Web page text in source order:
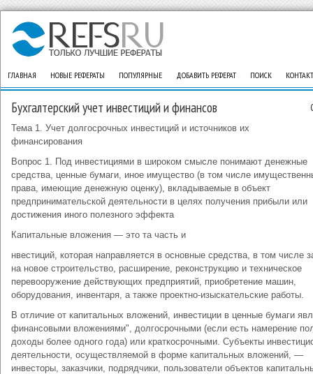
ГЛАВНАЯ НОВЫЕ РЕФЕРАТЫ ПОПУЛЯРНЫЕ ДОБАВИТЬ РЕФЕРАТ ПОИСК
Бухгалтерский учет инвестиций и финансов
Тема 1. Учет долгосрочных инвестиций и источников их
финансирования
Вопрос 1. Под инвестициями в широком смысле понимают денежные
средства, ценные бумаги, иное имущество (в том числе
права, имеющие денежную оценку), вкладываемые в объект
предпринимательской деятельности в целях получения прибыли или
достижения иного полезного эффекта
Капитальные вложения — это та часть и
нвестиций, которая направляется в основные средства, в том числе
на новое строительство, расширение, реконструкцию и техническое
перевооружение действующих предприятий, приобретение машин,
оборудования, инвентаря, а также проектно-изыскательские работы.
В отличие от капитальных вложений, инвестиции в ценные бумаги
финансовыми вложениями", долгосрочными (если есть намерение
доходы более одного года) или краткосрочными. Субъекты
деятельности, осуществляемой в форме капитальных вложений, —
инвесторы, заказчики, подрядчики, пользователи объектов